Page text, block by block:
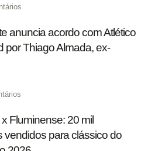
anuncia acordo com Atlético
por Thiago Almada, ex-
Fluminense: 20 mil
vendidos para clássico do